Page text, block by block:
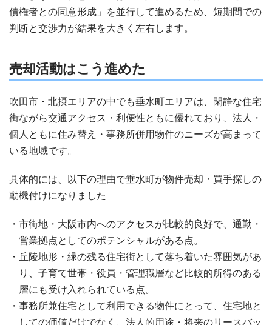
債権者との同意形成」を並行して進めるため、短期間での
判断と交渉力が結果を大きく左右します。
売却活動はこう進めた
吹田市・北摂エリアの中でも垂水町エリアは、閑静な住宅
街ながら交通アクセス・利便性ともに優れており、法人・
個人ともに住み替え・事務所併用物件のニーズが高まって
いる地域です。
具体的には、以下の理由で垂水町が物件売却・買手探しの
動機付けになりました
市街地・大阪市内へのアクセスが比較的良好で、通勤・
営業拠点としてのポテンシャルがある点。
丘陵地形・緑の残る住宅街として落ち着いた雰囲気があ
り、子育て世帯・役員・管理職層など比較的所得のある
層にも受け入れられている点。
事務所兼住宅として利用できる物件にとって、住宅地と
しての価値だけでなく、法人的用途・将来のリースバッ